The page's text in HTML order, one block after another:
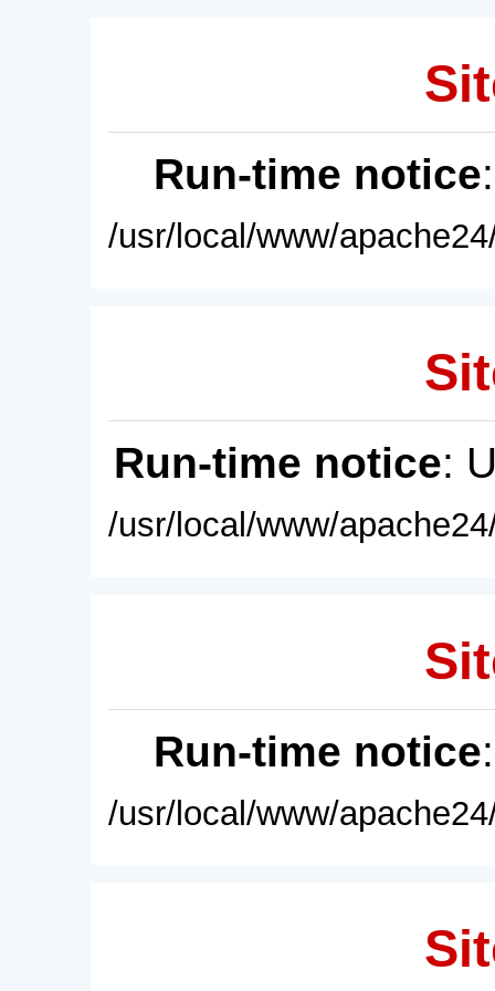
Run-time notice
/usr/local/www/
Run-time notice:
/usr/local/www/
Run-time notice
/usr/local/www/